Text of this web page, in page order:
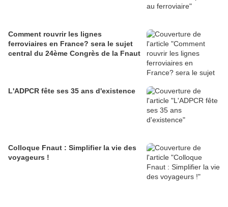
Comment rouvrir les lignes
ferroviaires en France? sera le sujet
central du 24ème Congrès de la Fnaut
L'ADPCR fête ses 35 ans d'existence
Colloque Fnaut : Simplifier la vie des
voyageurs !